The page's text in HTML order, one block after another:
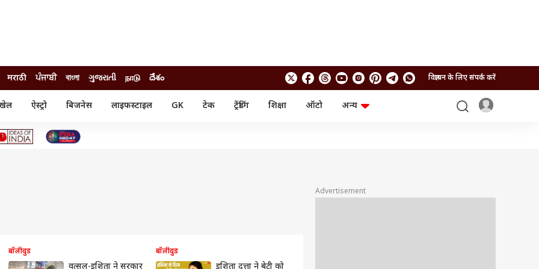
मराठी ਪੰਜਾਬੀ বাংলা ગુજરાતી நாடு దేశం विज्ञापन के लिए संपर्क करें
ऐस्ट्रो बिजनेस लाइफस्टाइल GK टेक ट्रेंडिंग शिक्षा ऑटो
अन्य
आईपीओ
बॉलीवुड बॉलीवुड
Advertisement